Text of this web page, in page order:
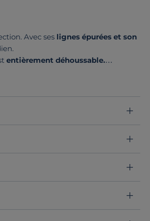
Avec ses lignes épurées et son
entièrement déhoussable.
une
un autre revêtement.